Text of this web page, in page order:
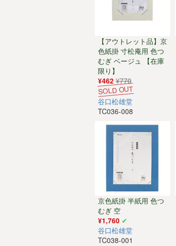
【アウトレット品】京
色紙掛 寸松庵用 色つ
むぎ ベージュ 【在庫
限り】
¥462 ¥770
谷口松雄堂
TC036-008
京色紙掛 半紙用 色つ
むぎ 空
¥1,760
谷口松雄堂
TC038-001